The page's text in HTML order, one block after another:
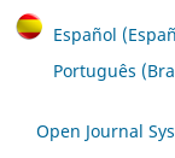
Español
Português
Open Journal